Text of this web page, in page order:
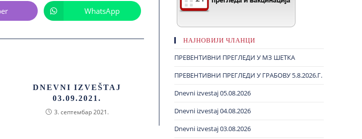
WhatsApp
DNEVNI IZVEŠTAJ
03.09.2021.
3. септембар 2021.
НАЈНОВИЈИ ЧЛАНЦИ
ПРЕВЕНТИВНИ ПРЕГЛЕДИ У МЗ ШЕТКА
ПРЕВЕНТИВНИ ПРЕГЛЕДИ У ГРАБОВУ 5.8.2026.Г.
Dnevni izvestaj 05.08.2026
Dnevni izvestaj 04.08.2026
Dnevni izvestaj 03.08.2026